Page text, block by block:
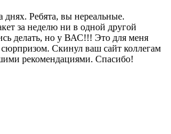
днях. Ребята, вы нереальные.
за неделю ни в одной другой
делать, но у ВАС!!! Это для меня
Скинул ваш сайт коллегам
рекомендациями. Спасибо!